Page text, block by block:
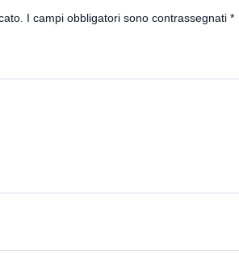
I campi obbligatori sono contrassegnati *